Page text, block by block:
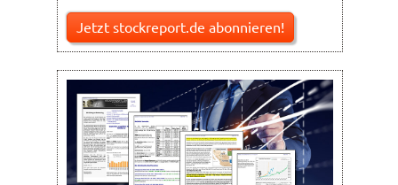
Jetzt stockreport.de abonnieren!